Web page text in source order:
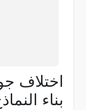
اختلاف
بناء